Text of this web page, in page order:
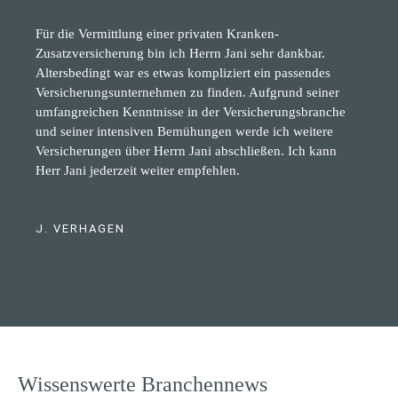
Für die Vermittlung einer privaten Kranken-
Zusatzversicherung bin ich Herrn Jani sehr dankbar.
Altersbedingt war es etwas kompliziert ein passendes
Versicherungsunternehmen zu finden. Aufgrund seiner
umfangreichen Kenntnisse in der Versicherungsbranche
und seiner intensiven Bemühungen werde ich weitere
Versicherungen über Herrn Jani abschließen. Ich kann
Herr Jani jederzeit weiter empfehlen.
J. VERHAGEN
Wissenswerte Branchennews